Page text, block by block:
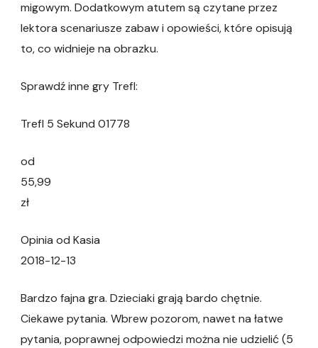
migowym. Dodatkowym atutem są czytane przez
lektora scenariusze zabaw i opowieści, które opisują
to, co widnieje na obrazku.
Sprawdź inne gry Trefl:
Trefl 5 Sekund 01778
od
55,99
zł
Opinia od Kasia
2018-12-13
Bardzo fajna gra. Dzieciaki grają bardo chętnie.
Ciekawe pytania. Wbrew pozorom, nawet na łatwe
pytania, poprawnej odpowiedzi można nie udzielić (5